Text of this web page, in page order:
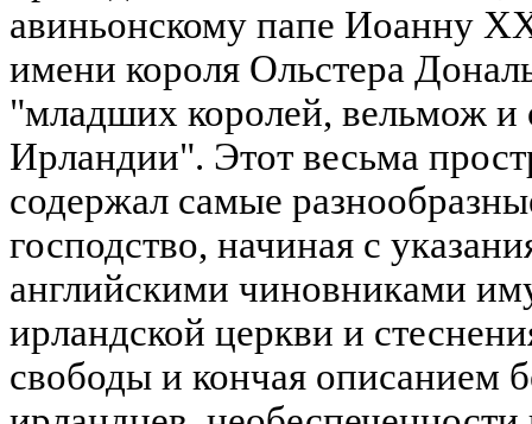
авиньонскому папе Иоанну
имени короля Ольстера
"младших королей, вельмож и
Ирландии". Этот весьма
содержал самые
господство, начиная с
английскими чиновниками
ирландской церкви и
свободы и кончая описанием